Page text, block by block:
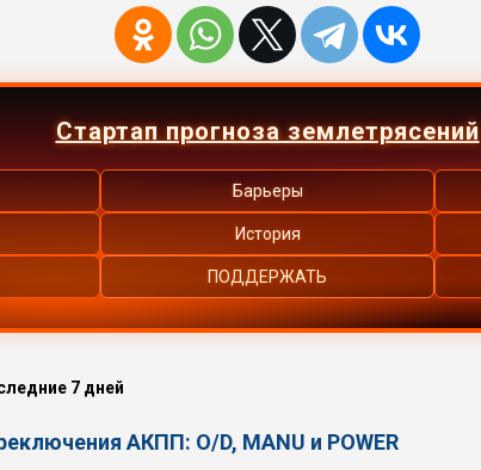
Стартап прогноза землетрясений
Барьеры
История
ПОДДЕРЖАТЬ
7 дней
АКПП: O/D, MANU и POWER